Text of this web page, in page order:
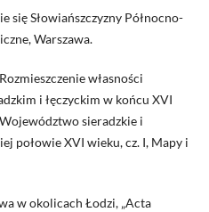
się Słowiańszczyzny Północno-
Warszawa.
własności
i łęczyckim w końcu XVI
sieradzkie i
połowie XVI wieku, cz. I, Mapy i
w okolicach Łodzi, „Acta